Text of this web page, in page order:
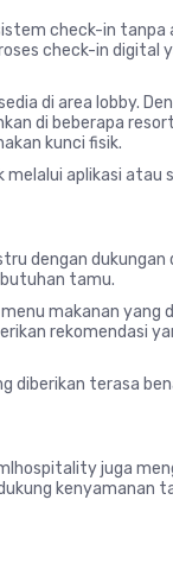
check-in tanpa
check-in digital
di area lobby.
di beberapa
kunci fisik.
melalui aplikasi atau
dengan dukungan
tamu.
makanan yang
rekomendasi
diberikan terasa
juga
kenyamanan